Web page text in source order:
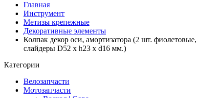
Главная
Инструмент
Метизы крепежные
Декоративные элементы
Колпак декор оси, амортизатора (2 шт. фиолетовые,
слайдеры D52 x h23 x d16 мм.)
Категории
Велозапчасти
Мотозапчасти